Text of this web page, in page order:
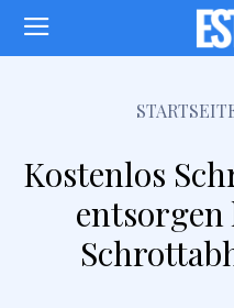
Kostenlos
entsorgen